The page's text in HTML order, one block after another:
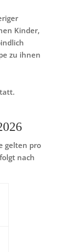
Kinder,
zu ihnen
gelten pro
nach